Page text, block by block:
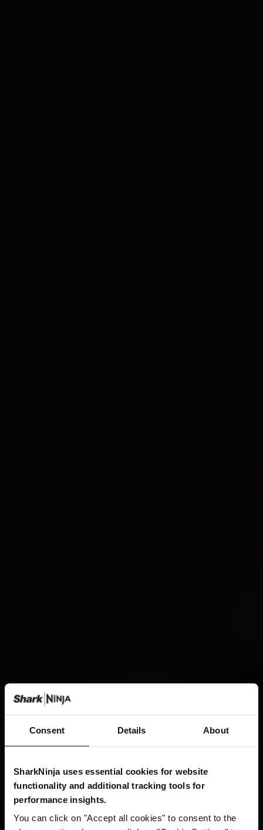
Consent Details About
SharkNinja uses essential cookies for website
functionality and additional tracking tools for
performance insights.
You can click on "Accept all cookies" to consent to the